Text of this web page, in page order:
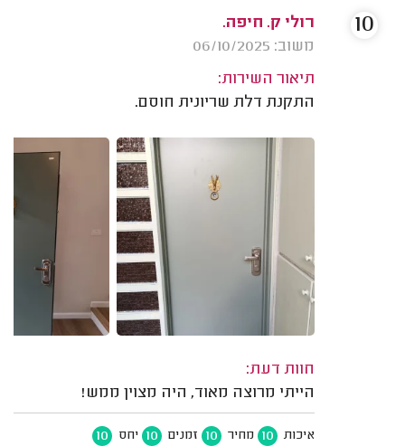
רולי ק. חיפה.
משוב: 06/10/2025
תיאור השירות:
התקנת דלת שריונית חוסם.
חוות דעת:
הייתי מרוצה מאוד, היה מצוין ממש!
איכות 10 מחיר 10 זמנים 10 יחס 10
10